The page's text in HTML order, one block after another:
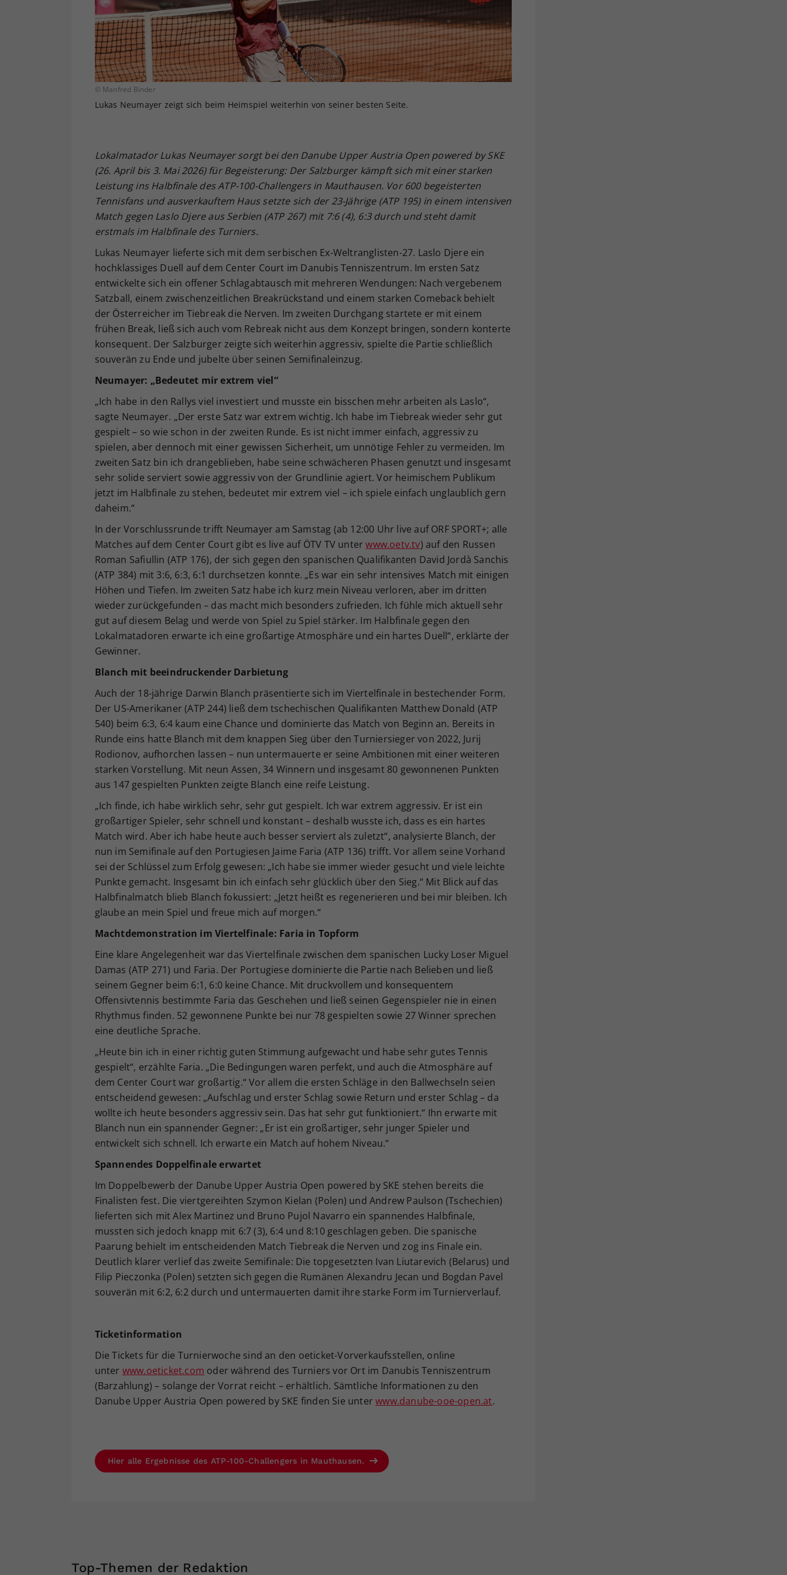
© Manfred Binder
Lukas Neumayer zeigt sich beim Heimspiel weiterhin von seiner besten Seite.
Lokalmatador Lukas Neumayer sorgt bei den Danube Upper Austria Open powered by SKE
(26. April bis 3. Mai 2026) für Begeisterung: Der Salzburger kämpft sich mit einer starken
Leistung ins Halbfinale des ATP-100-Challengers in Mauthausen. Vor 600 begeisterten
Tennisfans und ausverkauftem Haus setzte sich der 23-Jährige (ATP 195) in einem intensiven
Match gegen Laslo Djere aus Serbien (ATP 267) mit 7:6 (4), 6:3 durch und steht damit
erstmals im Halbfinale des Turniers.
Lukas Neumayer lieferte sich mit dem serbischen Ex-Weltranglisten-27. Laslo Djere ein
hochklassiges Duell auf dem Center Court im Danubis Tenniszentrum. Im ersten Satz
entwickelte sich ein offener Schlagabtausch mit mehreren Wendungen: Nach vergebenem
Satzball, einem zwischenzeitlichen Breakrückstand und einem starken Comeback behielt
der Österreicher im Tiebreak die Nerven. Im zweiten Durchgang startete er mit einem
frühen Break, ließ sich auch vom Rebreak nicht aus dem Konzept bringen, sondern konterte
konsequent. Der Salzburger zeigte sich weiterhin aggressiv, spielte die Partie schließlich
souverän zu Ende und jubelte über seinen Semifinaleinzug.
Neumayer: „Bedeutet mir extrem viel“
„Ich habe in den Rallys viel investiert und musste ein bisschen mehr arbeiten als Laslo“,
sagte Neumayer. „Der erste Satz war extrem wichtig. Ich habe im Tiebreak wieder sehr gut
gespielt – so wie schon in der zweiten Runde. Es ist nicht immer einfach, aggressiv zu
spielen, aber dennoch mit einer gewissen Sicherheit, um unnötige Fehler zu vermeiden. Im
zweiten Satz bin ich drangeblieben, habe seine schwächeren Phasen genutzt und insgesamt
sehr solide serviert sowie aggressiv von der Grundlinie agiert. Vor heimischem Publikum
jetzt im Halbfinale zu stehen, bedeutet mir extrem viel – ich spiele einfach unglaublich gern
daheim.“
In der Vorschlussrunde trifft Neumayer am Samstag (ab 12:00 Uhr live auf ORF SPORT+; alle
Matches auf dem Center Court gibt es live auf ÖTV TV unterwww.oetv.tv) auf den Russen
Roman Safiullin (ATP 176), der sich gegen den spanischen Qualifikanten David Jordà Sanchis
(ATP 384) mit 3:6, 6:3, 6:1 durchsetzen konnte. „Es war ein sehr intensives Match mit einigen
Höhen und Tiefen. Im zweiten Satz habe ich kurz mein Niveau verloren, aber im dritten
wieder zurückgefunden – das macht mich besonders zufrieden. Ich fühle mich aktuell sehr
gut auf diesem Belag und werde von Spiel zu Spiel stärker. Im Halbfinale gegen den
Lokalmatadoren erwarte ich eine großartige Atmosphäre und ein hartes Duell“, erklärte der
Gewinner.
Blanch mit beeindruckender Darbietung
Auch der 18-jährige Darwin Blanch präsentierte sich im Viertelfinale in bestechender Form.
Der US-Amerikaner (ATP 244) ließ dem tschechischen Qualifikanten Matthew Donald (ATP
540) beim 6:3, 6:4 kaum eine Chance und dominierte das Match von Beginn an. Bereits in
Runde eins hatte Blanch mit dem knappen Sieg über den Turniersieger von 2022, Jurij
Rodionov, aufhorchen lassen – nun untermauerte er seine Ambitionen mit einer weiteren
starken Vorstellung. Mit neun Assen, 34 Winnern und insgesamt 80 gewonnenen Punkten
aus 147 gespielten Punkten zeigte Blanch eine reife Leistung.
„Ich finde, ich habe wirklich sehr, sehr gut gespielt. Ich war extrem aggressiv. Er ist ein
großartiger Spieler, sehr schnell und konstant – deshalb wusste ich, dass es ein hartes
Match wird. Aber ich habe heute auch besser serviert als zuletzt“, analysierte Blanch, der
nun im Semifinale auf den Portugiesen Jaime Faria (ATP 136) trifft. Vor allem seine Vorhand
sei der Schlüssel zum Erfolg gewesen: „Ich habe sie immer wieder gesucht und viele leichte
Punkte gemacht. Insgesamt bin ich einfach sehr glücklich über den Sieg.“ Mit Blick auf das
Halbfinalmatch blieb Blanch fokussiert: „Jetzt heißt es regenerieren und bei mir bleiben. Ich
glaube an mein Spiel und freue mich auf morgen.“
Machtdemonstration im Viertelfinale: Faria in Topform
Eine klare Angelegenheit war das Viertelfinale zwischen dem spanischen Lucky Loser Miguel
Damas (ATP 271) und Faria. Der Portugiese dominierte die Partie nach Belieben und ließ
seinem Gegner beim 6:1, 6:0 keine Chance. Mit druckvollem und konsequentem
Offensivtennis bestimmte Faria das Geschehen und ließ seinen Gegenspieler nie in einen
Rhythmus finden. 52 gewonnene Punkte bei nur 78 gespielten sowie 27 Winner sprechen
eine deutliche Sprache.
„Heute bin ich in einer richtig guten Stimmung aufgewacht und habe sehr gutes Tennis
gespielt“, erzählte Faria. „Die Bedingungen waren perfekt, und auch die Atmosphäre auf
dem Center Court war großartig.“ Vor allem die ersten Schläge in den Ballwechseln seien
entscheidend gewesen: „Aufschlag und erster Schlag sowie Return und erster Schlag – da
wollte ich heute besonders aggressiv sein. Das hat sehr gut funktioniert.“ Ihn erwarte mit
Blanch nun ein spannender Gegner: „Er ist ein großartiger, sehr junger Spieler und
entwickelt sich schnell. Ich erwarte ein Match auf hohem Niveau.“
Spannendes Doppelfinale erwartet
Im Doppelbewerb der Danube Upper Austria Open powered by SKE stehen bereits die
Finalisten fest. Die viertgereihten Szymon Kielan (Polen) und Andrew Paulson (Tschechien)
lieferten sich mit Alex Martinez und Bruno Pujol Navarro ein spannendes Halbfinale,
mussten sich jedoch knapp mit 6:7 (3), 6:4 und 8:10 geschlagen geben. Die spanische
Paarung behielt im entscheidenden Match Tiebreak die Nerven und zog ins Finale ein.
Deutlich klarer verlief das zweite Semifinale: Die topgesetzten Ivan Liutarevich (Belarus) und
Filip Pieczonka (Polen) setzten sich gegen die Rumänen Alexandru Jecan und Bogdan Pavel
souverän mit 6:2, 6:2 durch und untermauerten damit ihre starke Form im Turnierverlauf.
Ticketinformation
Die Tickets für die Turnierwoche sind an den oeticket-Vorverkaufsstellen, online
unter www.oeticket.com oder während des Turniers vor Ort im Danubis Tenniszentrum
(Barzahlung) – solange der Vorrat reicht – erhältlich. Sämtliche Informationen zu den
Danube Upper Austria Open powered by SKE finden Sie unterwww.danube-ooe-open.at.
Hier alle Ergebnisse des ATP-100-Challengers in Mauthausen.
Top-Themen der Redaktion
Ihrer vorgenommen Einstellungen, falls der
Webseiten-Betreiber dies eingestellt hat.